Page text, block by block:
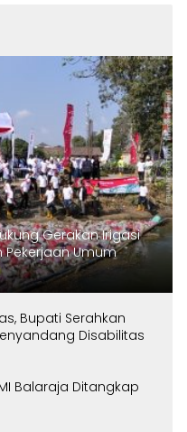
Gerakan Irigasi
Pekerjaan Umum
Bupati Serahkan
Disabilitas
Balaraja Ditangkap